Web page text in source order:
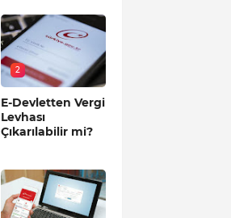
2
E-Devletten Vergi
Levhası
Çıkarılabilir mi?